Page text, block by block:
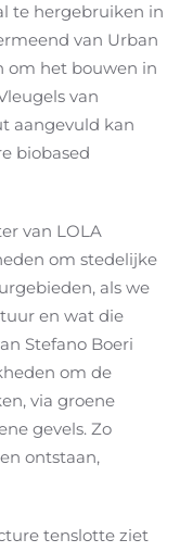
te hergebruiken in
van Urban
om het bouwen in
van
aangevuld kan
biobased
van LOLA
om stedelijke
als we
en wat die
Stefano Boeri
om de
via groene
gevels. Zo
ontstaan,
tenslotte ziet